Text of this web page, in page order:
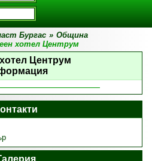
Бургас » Община
хотел Центрум
Центрум